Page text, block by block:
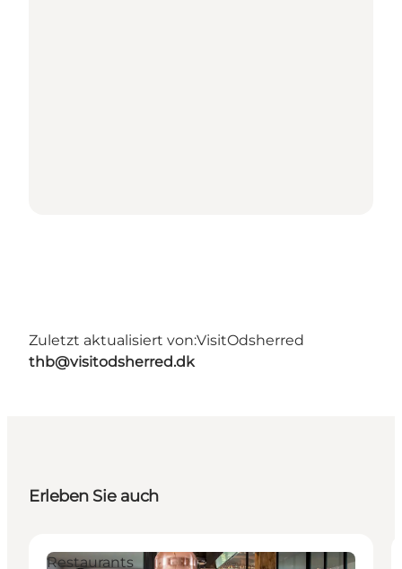
Zuletzt aktualisiert von:VisitOdsherred
thb@visitodsherred.dk
Erleben Sie auch
Restaurants